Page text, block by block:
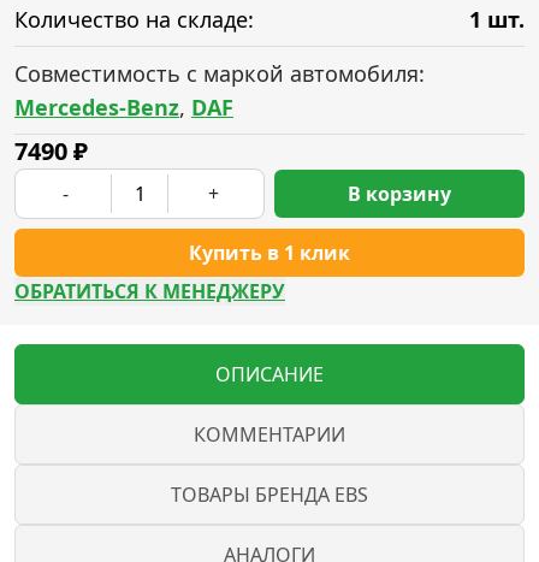
Количество на складе:
1 шт.
Совместимость с маркой автомобиля:
Mercedes-Benz, DAF
7490₽
- +
Купить в 1 клик
В корзину
ОБРАТИТЬСЯ К МЕНЕДЖЕРУ
ОПИСАНИЕ
КОММЕНТАРИИ
ТОВАРЫ БРЕНДА EBS
АНАЛОГИ